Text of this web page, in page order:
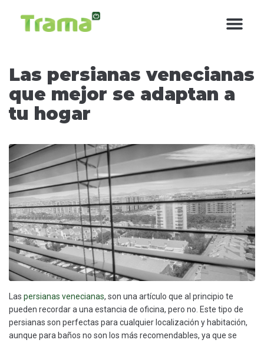
Las persianas venecianas
que mejor se adaptan a
tu hogar
Las persianas venecianas, son una artículo que al principio te
pueden recordar a una estancia de oficina, pero no. Este tipo de
persianas son perfectas para cualquier localización y habitación,
aunque para baños no son los más recomendables, ya que se